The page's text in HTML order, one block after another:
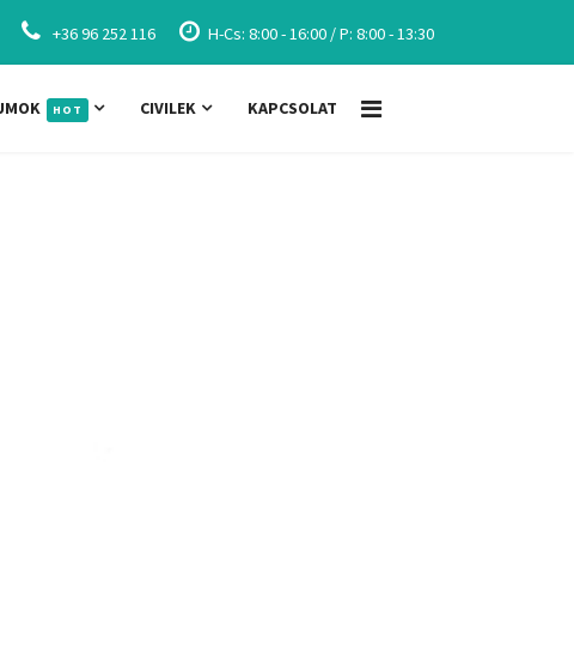
+36 96 252 116 H-Cs: 8:00 - 16:00 / P: 8:00 - 13:30
HOT CIVILEK KAPCSOLAT